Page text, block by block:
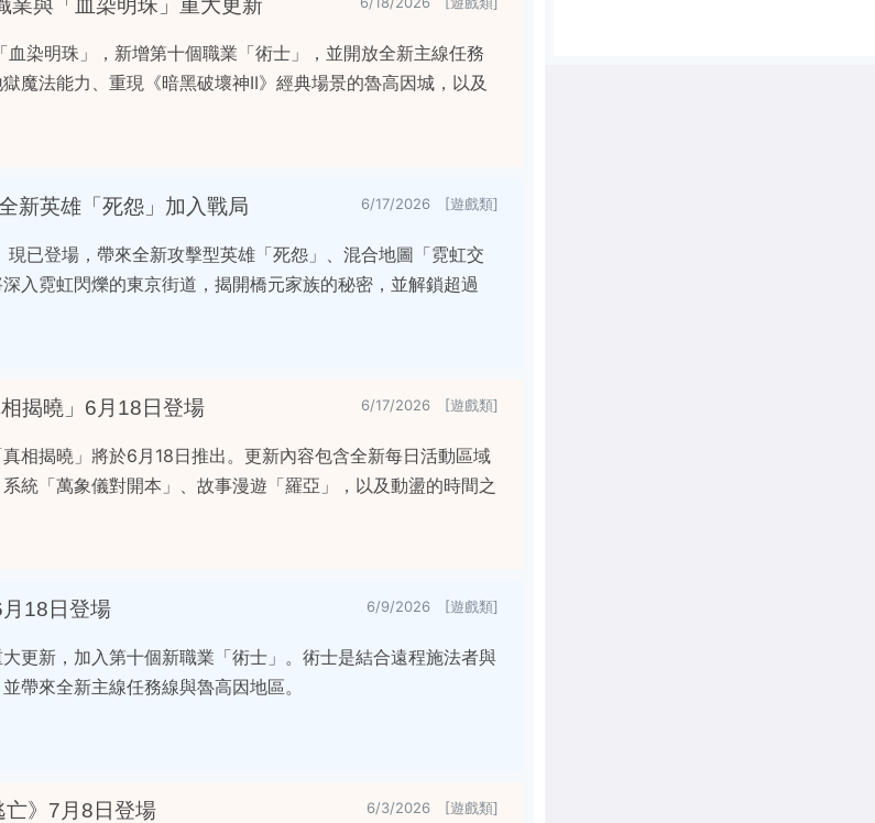
血染明珠」，新增第十個職業「術士」，並開放全新主線任務
魔法能力、重現《暗黑破壞神II》經典場景的魯高因城，以及
新英雄「死怨」加入戰局 6/17/2026 [遊戲類]
已登場，帶來全新攻擊型英雄「死怨」、混合地圖「霓虹交
入霓虹閃爍的東京街道，揭開橋元家族的秘密，並解鎖超過
揭曉」6月18日登場 6/17/2026 [遊戲類]
相揭曉」將於6月18日推出。更新內容包含全新每日活動區域
統「萬象儀對開本」、故事漫遊「羅亞」，以及動盪的時間之
月18日登場 6/9/2026 [遊戲類]
更新，加入第十個新職業「術士」。術士是結合遠程施法者與
帶來全新主線任務線與魯高因地區。
亡》7月8日登場 6/3/2026 [遊戲類]